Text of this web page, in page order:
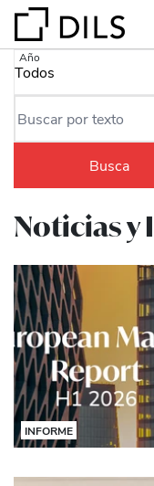
Noticias y
Año
INFORME